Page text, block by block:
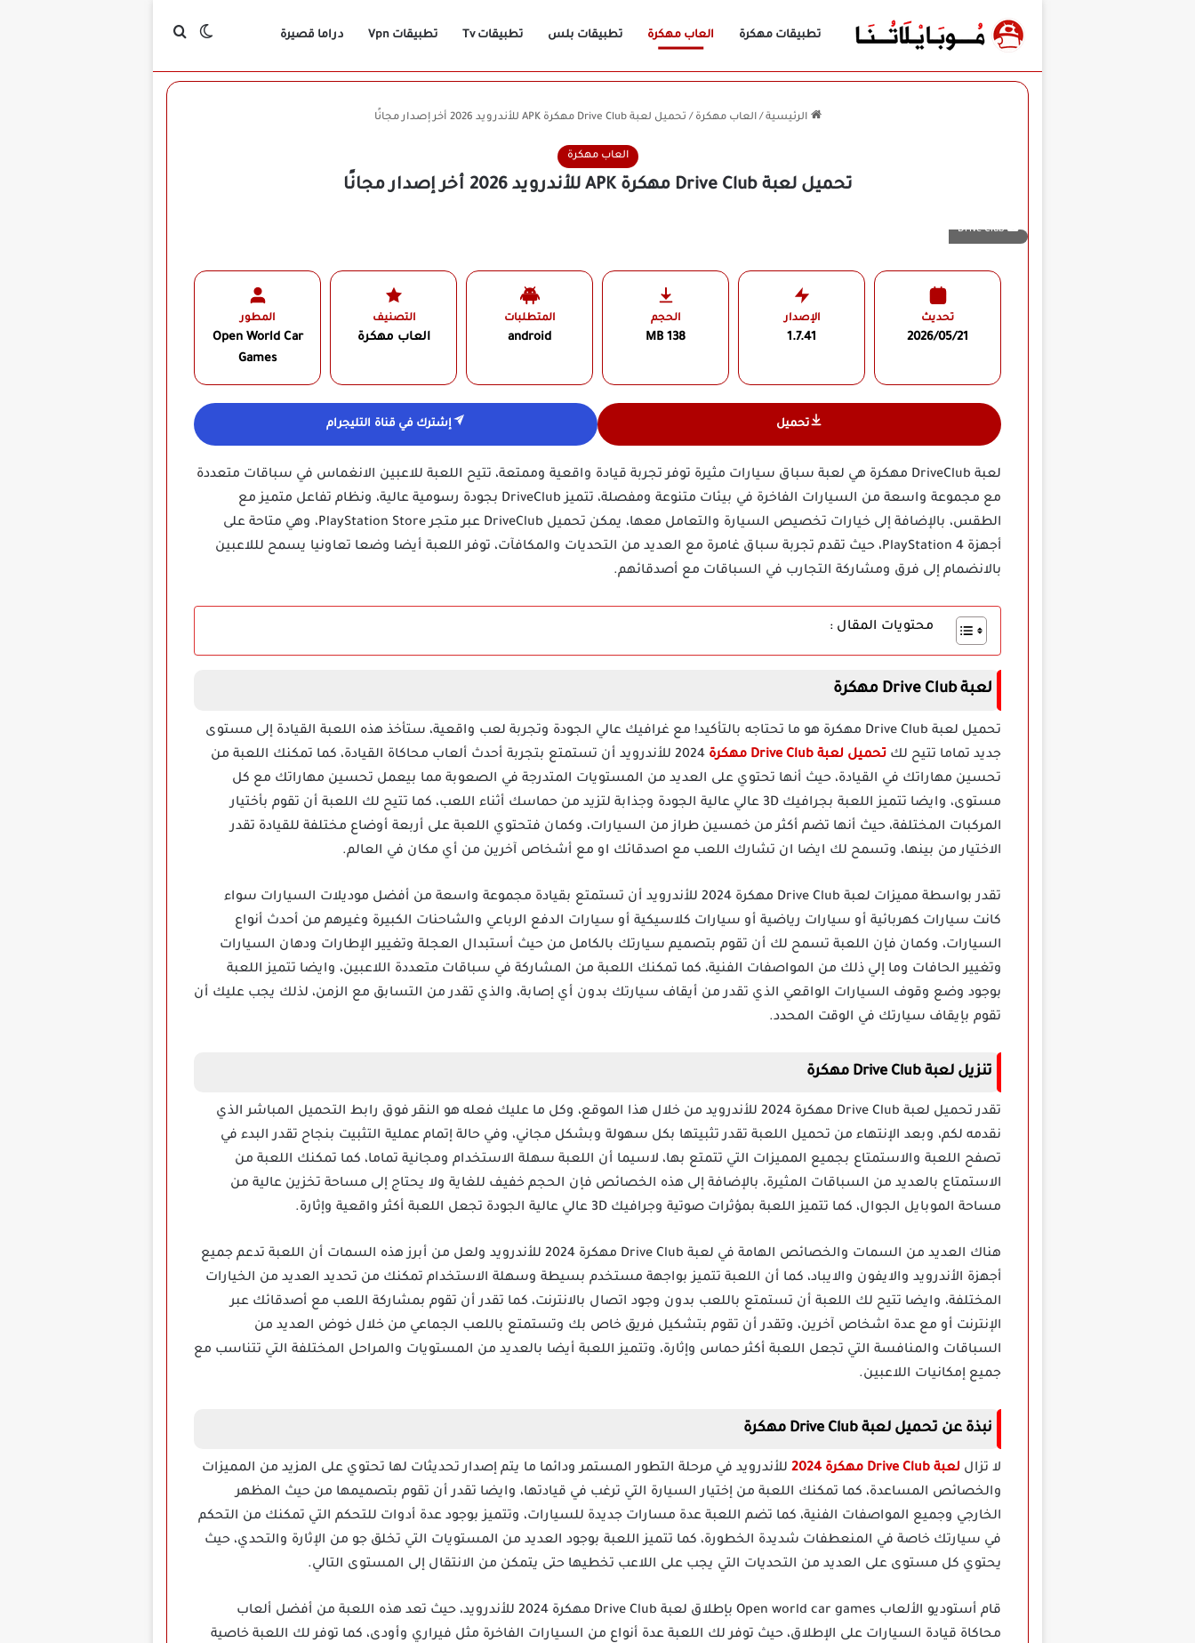
تطبيقات مهكرة العاب مهكرة تطبيقات بلس تطبيقات Tv تطبيقات Vpn دراما قصيرة الوضع المظلم
بحث عن
الرئيسية / العاب مهكرة / تحميل لعبة Drive Club مهكرة APK للأندرويد 2026 أخر إصدار مجانًا
العاب مهكرة
تحميل لعبة Drive Club مهكرة APK للأندرويد 2026 أخر إصدار مجانًا
Drive Club
تحديث
2026/05/21
الإصدار
1.7.41
الحجم
138 MB
المتطلبات
android
التصنيف
العاب مهكرة
المطور
Open World Car
Games‏
تحميل إشترك في قناة التليجرام
لعبة DriveClub مهكرة هي لعبة سباق سيارات مثيرة توفر تجربة قيادة واقعية وممتعة، تتيح اللعبة للاعبين الانغماس في سباقات متعددة
مع مجموعة واسعة من السيارات الفاخرة في بيئات متنوعة ومفصلة، تتميز DriveClub بجودة رسومية عالية، ونظام تفاعل متميز مع
الطقس، بالإضافة إلى خيارات تخصيص السيارة والتعامل معها، يمكن تحميل DriveClub عبر متجر PlayStation Store، وهي متاحة على
أجهزة PlayStation 4، حيث تقدم تجربة سباق غامرة مع العديد من التحديات والمكافآت، توفر اللعبة أيضا وضعا تعاونيا يسمح لللاعبين
بالانضمام إلى فرق ومشاركة التجارب في السباقات مع أصدقائهم.
محتويات المقال :
لعبة Drive Club مهكرة
تحميل لعبة Drive Club مهكرة هو ما تحتاجه بالتأكيد! مع غرافيك عالي الجودة وتجربة لعب واقعية، ستأخذ هذه اللعبة القيادة إلى مستوى
جديد تماما تتيح لك تحميل لعبة Drive Club مهكرة
2024 للأندرويد أن تستمتع بتجربة أحدث ألعاب محاكاة القيادة، كما تمكنك اللعبة من
تحسين مهاراتك في القيادة، حيث أنها تحتوي على العديد من المستويات المتدرجة في الصعوبة مما بيعمل تحسين مهاراتك مع كل
مستوى، وايضا تتميز اللعبة بجرافيك 3D عالي عالية الجودة وجذابة لتزيد من حماسك أثناء اللعب، كما تتيح لك اللعبة أن تقوم بأختيار
المركبات المختلفة، حيث أنها تضم أكثر من خمسين طراز من السيارات، وكمان فتحتوي اللعبة على أربعة أوضاع مختلفة للقيادة تقدر
الاختيار من بينها، وتسمح لك ايضا ان تشارك اللعب مع اصدقائك او مع أشخاص آخرين من أي مكان في العالم.
تقدر بواسطة مميزات لعبة Drive Club مهكرة 2024 للأندرويد أن تستمتع بقيادة مجموعة واسعة من أفضل موديلات السيارات سواء
كانت سيارات كهربائية أو سيارات رياضية أو سيارات كلاسيكية أو سيارات الدفع الرباعي والشاحنات الكبيرة وغيرهم من أحدث أنواع
السيارات، وكمان فإن اللعبة تسمح لك أن تقوم بتصميم سيارتك بالكامل من حيث أستبدال العجلة وتغيير الإطارات ودهان السيارات
وتغيير الحافات وما إلي ذلك من المواصفات الفنية، كما تمكنك اللعبة من المشاركة في سباقات متعددة اللاعبين، وايضا تتميز اللعبة
بوجود وضع وقوف السيارات الواقعي الذي تقدر من أيقاف سيارتك بدون أي إصابة، والذي تقدر من التسابق مع الزمن، لذلك يجب عليك أن
تقوم بإيقاف سيارتك في الوقت المحدد.
تنزيل لعبة Drive Club مهكرة
تقدر تحميل لعبة Drive Club مهكرة 2024 للأندرويد من خلال هذا الموقع، وكل ما عليك فعله هو النقر فوق رابط التحميل المباشر الذي
نقدمه لكم، وبعد الإنتهاء من تحميل اللعبة تقدر تثبيتها بكل سهولة وبشكل مجاني، وفي حالة إتمام عملية التثبيت بنجاح تقدر البدء في
تصفح اللعبة والاستمتاع بجميع المميزات التي تتمتع بها، لاسيما أن اللعبة سهلة الاستخدام ومجانية تماما، كما تمكنك اللعبة من
الاستمتاع بالعديد من السباقات المثيرة، بالإضافة إلى هذه الخصائص فإن الحجم خفيف للغاية ولا يحتاج إلى مساحة تخزين عالية من
مساحة الموبايل الجوال، كما تتميز اللعبة بمؤثرات صوتية وجرافيك 3D عالي عالية الجودة تجعل اللعبة أكثر واقعية وإثارة.
هناك العديد من السمات والخصائص الهامة في لعبة Drive Club مهكرة 2024 للأندرويد ولعل من أبرز هذه السمات أن اللعبة تدعم جميع
أجهزة الأندرويد والايفون والايباد، كما أن اللعبة تتميز بواجهة مستخدم بسيطة وسهلة الاستخدام تمكنك من تحديد العديد من الخيارات
المختلفة، وايضا تتيح لك اللعبة أن تستمتع باللعب بدون وجود اتصال بالانترنت، كما تقدر أن تقوم بمشاركة اللعب مع أصدقائك عبر
الإنترنت أو مع عدة اشخاص آخرين، وتقدر أن تقوم بتشكيل فريق خاص بك وتستمتع باللعب الجماعي من خلال خوض العديد من
السباقات والمنافسة التي تجعل اللعبة أكثر حماس وإثارة، وتتميز اللعبة أيضا بالعديد من المستويات والمراحل المختلفة التي تتناسب مع
جميع إمكانيات اللاعبين.
نبذة عن تحميل لعبة Drive Club مهكرة
لا تزال لعبة Drive Club مهكرة 2024
للأندرويد في مرحلة التطور المستمر ودائما ما يتم إصدار تحديثات لها تحتوي على المزيد من المميزات
والخصائص المساعدة، كما تمكنك اللعبة من إختيار السيارة التي ترغب في قيادتها، وايضا تقدر أن تقوم بتصميمها من حيث المظهر
الخارجي وجميع المواصفات الفنية، كما تضم اللعبة عدة مسارات جديدة للسيارات، وتتميز بوجود عدة أدوات للتحكم التي تمكنك من التحكم
في سيارتك خاصة في المنعطفات شديدة الخطورة، كما تتميز اللعبة بوجود العديد من المستويات التي تخلق جو من الإثارة والتحدي، حيث
يحتوي كل مستوى على العديد من التحديات التي يجب على اللاعب تخطيها حتى يتمكن من الانتقال إلى المستوى التالي.
قام أستوديو الألعاب Open world car games بإطلاق لعبة Drive Club مهكرة 2024 للأندرويد، حيث تعد هذه اللعبة من أفضل ألعاب
محاكاة قيادة السيارات على الإطلاق، حيث توفر لك اللعبة عدة أنواع من السيارات الفاخرة مثل فيراري وأودى، كما توفر لك اللعبة خاصية